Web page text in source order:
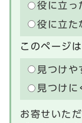
役に立っ
役に立た
このページ
見つけや
見つけに
お寄せいた